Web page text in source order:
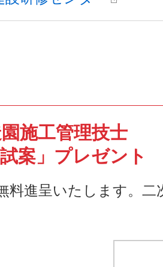
施工管理技士
案」プレゼント
料進呈いたします。